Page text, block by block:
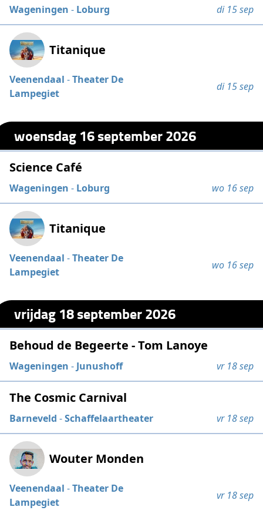
Wageningen - Loburg di 15 sep
Titanique
Veenendaal -Theater De
Lampegiet
di 15 sep
woensdag 16 september 2026
Science Café
Wageningen - Loburg wo 16 sep
Titanique
Veenendaal -Theater De
Lampegiet
wo 16 sep
vrijdag 18 september 2026
Behoud de Begeerte - Tom Lanoye
Wageningen - Junushoff vr 18 sep
The Cosmic Carnival
Barneveld -Schaffelaartheater vr 18 sep
Wouter Monden
Veenendaal -Theater De
Lampegiet
vr 18 sep